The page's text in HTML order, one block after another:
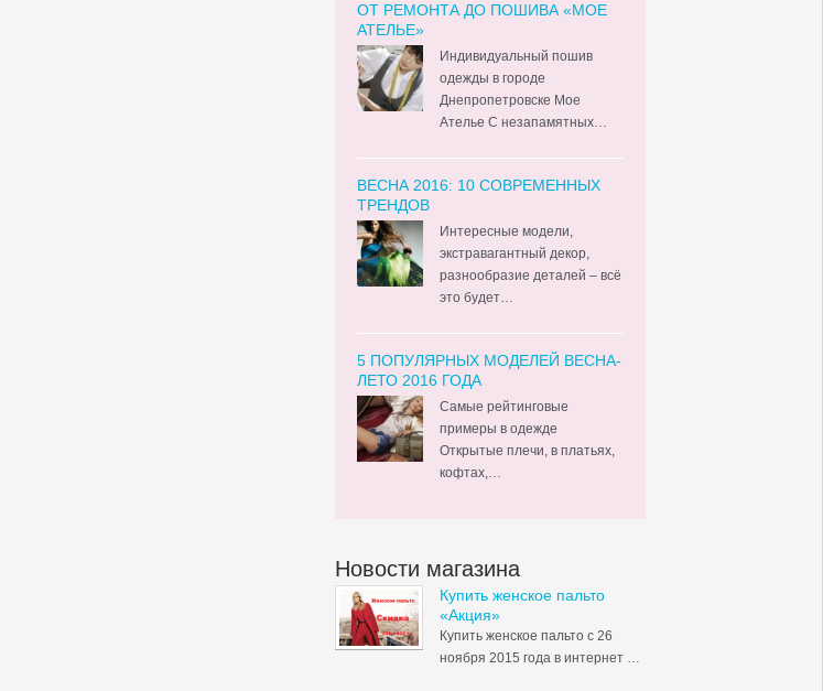
ОТ РЕМОНТА ДО ПОШИВА «МОЕ
АТЕЛЬЕ»
Индивидуальный пошив
одежды в городе
Днепропетровске Мое
Ателье С незапамятных…
ВЕСНА 2016: 10 СОВРЕМЕННЫХ
ТРЕНДОВ
Интересные модели,
экстравагантный декор,
разнообразие деталей – всё
это будет…
5 ПОПУЛЯРНЫХ МОДЕЛЕЙ ВЕСНА-
ЛЕТО 2016 ГОДА
Самые рейтинговые
примеры в одежде
Открытые плечи, в платьях,
кофтах,…
Новости магазина
Купить женское пальто
«Акция»
Купить женское пальто с 26
ноября 2015 года в интернет …